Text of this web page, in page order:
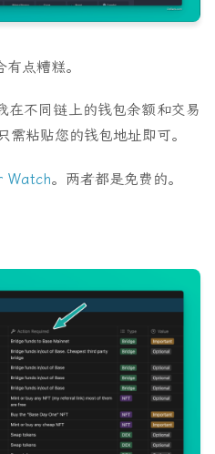
点糟糕。
在不同链上的钱包余额和交易
需粘贴您的钱包地址即可。
Watch。两者都是免费的。